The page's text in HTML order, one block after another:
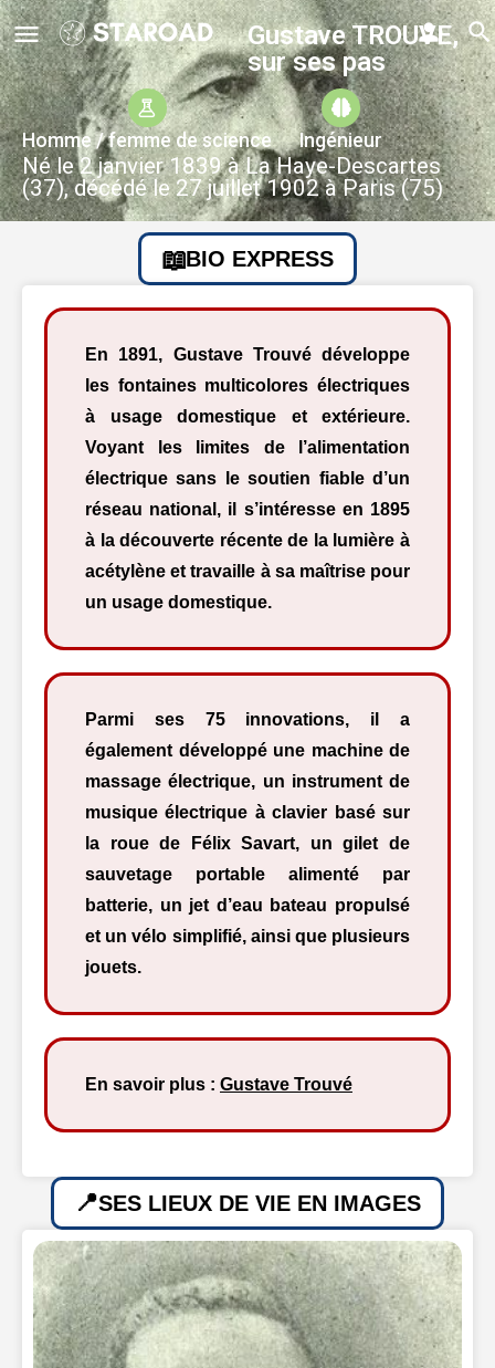
Gustave TROUVE,
sur ses pas
Homme / femme de science Ingénieur
Né le 2 janvier 1839 à La Haye-Descartes
(37), décédé le 27 juillet 1902 à Paris (75)
BIO EXPRESS
En 1891, Gustave Trouvé développe
les fontaines multicolores électriques
à usage domestique et extérieure.
Voyant les limites de l’alimentation
électrique sans le soutien fiable d’un
réseau national, il s’intéresse en 1895
à la découverte récente de la lumière à
acétylène et travaille à sa maîtrise pour
un usage domestique.
Parmi ses 75 innovations, il a
également développé une machine de
massage électrique, un instrument de
musique électrique à clavier basé sur
la roue de Félix Savart, un gilet de
sauvetage portable alimenté par
batterie, un jet d’eau bateau propulsé
et un vélo simplifié, ainsi que plusieurs
jouets.
En savoir plus : Gustave Trouvé
SES LIEUX DE VIE EN IMAGES